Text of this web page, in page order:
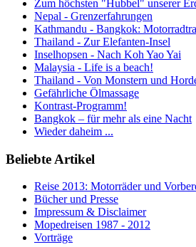
Zum höchsten "Hubbel" unserer
Nepal - Grenzerfahrungen
Kathmandu - Bangkok:
Thailand - Zur Elefanten-Insel
Inselhopsen - Nach Koh Yao Yai
Malaysia - Life is a beach!
Thailand - Von Monstern und
Gefährliche Ölmassage
Kontrast-Programm!
Bangkok – für mehr als eine Nacht
Wieder daheim ...
Beliebte Artikel
Reise 2013: Motorräder und
Bücher und Presse
Impressum & Disclaimer
Mopedreisen 1987 - 2012
Vorträge